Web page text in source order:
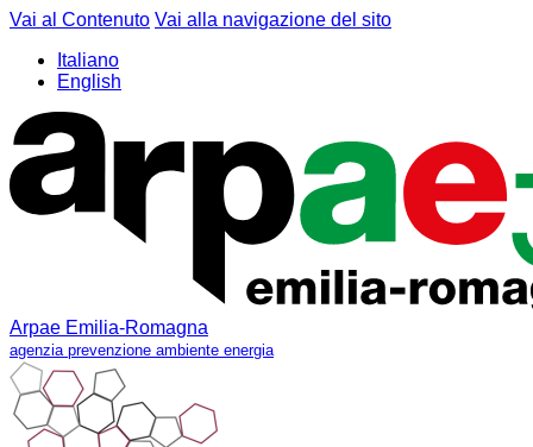
Vai al Contenuto Vai alla navigazione del sito
Italiano
English
Arpae Emilia-Romagna
agenzia prevenzione ambiente energia